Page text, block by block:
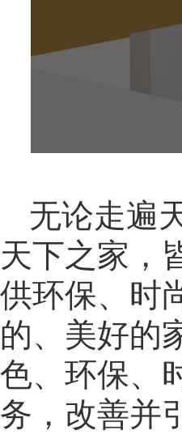
无论走遍
天下之家，
供环保、时
的、美好的
色、环保、
务，改善并